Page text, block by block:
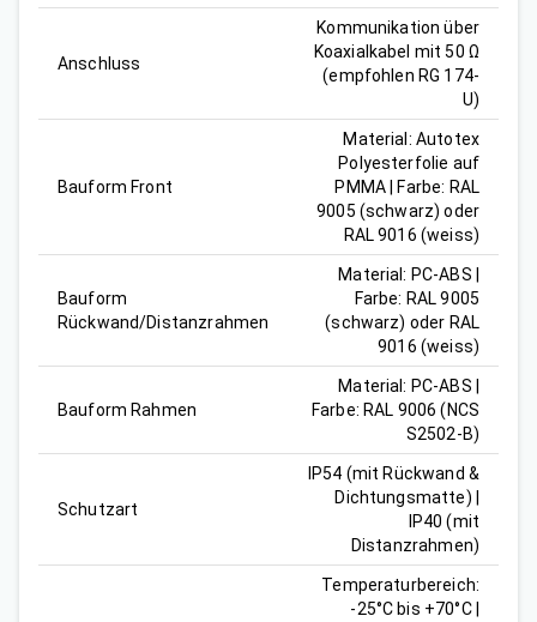
Anschluss
Kommunikation über
Koaxialkabel mit 50 Ω
(empfohlen RG 174-
U)
Bauform Front
Material: Autotex
Polyesterfolie auf
PMMA | Farbe: RAL
9005 (schwarz) oder
RAL 9016 (weiss)
Bauform
Rückwand/Distanzrahmen
Material: PC-ABS |
Farbe: RAL 9005
(schwarz) oder RAL
9016 (weiss)
Bauform Rahmen
Material: PC-ABS |
Farbe: RAL 9006 (NCS
S2502-B)
Schutzart
IP54 (mit Rückwand &
Dichtungsmatte) |
IP40 (mit
Distanzrahmen)
Temperaturbereich:
-25°C bis +70°C |